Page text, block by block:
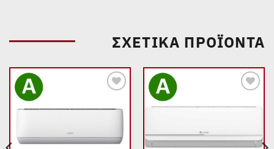
ΣΧΕΤΙΚΆ ΠΡΟΪΌΝΤΑ
wishlist
wishlist